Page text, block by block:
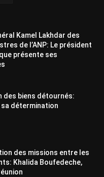
Kamel Lakhdar des
de l’ANP: Le président
présente ses
des biens détournés:
sa détermination
des missions entre les
Khalida Boufedeche,